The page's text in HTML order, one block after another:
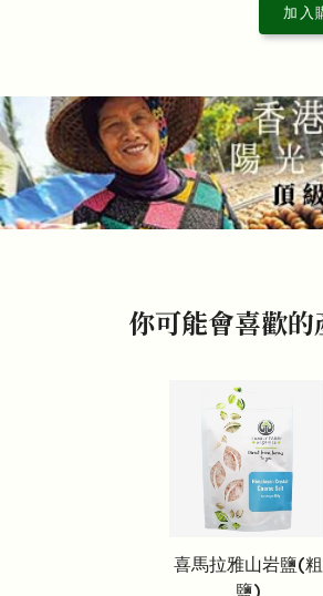
加入
你可能會喜歡的
喜馬拉雅山岩鹽(粗
鹽)